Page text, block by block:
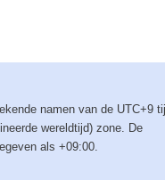
namen van de UTC+9
wereldtijd) zone. De
als +09:00.